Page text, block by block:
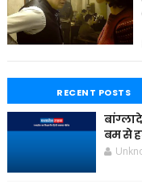
RECENT POSTS
बम से